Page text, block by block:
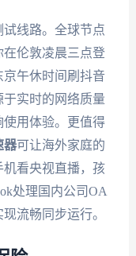
线路。全球节点
伦敦凌晨三点登
午休时间刷抖音
实时的网络质量
用体验。更值得
器可让海外家庭的
看央视直播，孩
处理国内公司OA
流畅同步运行。